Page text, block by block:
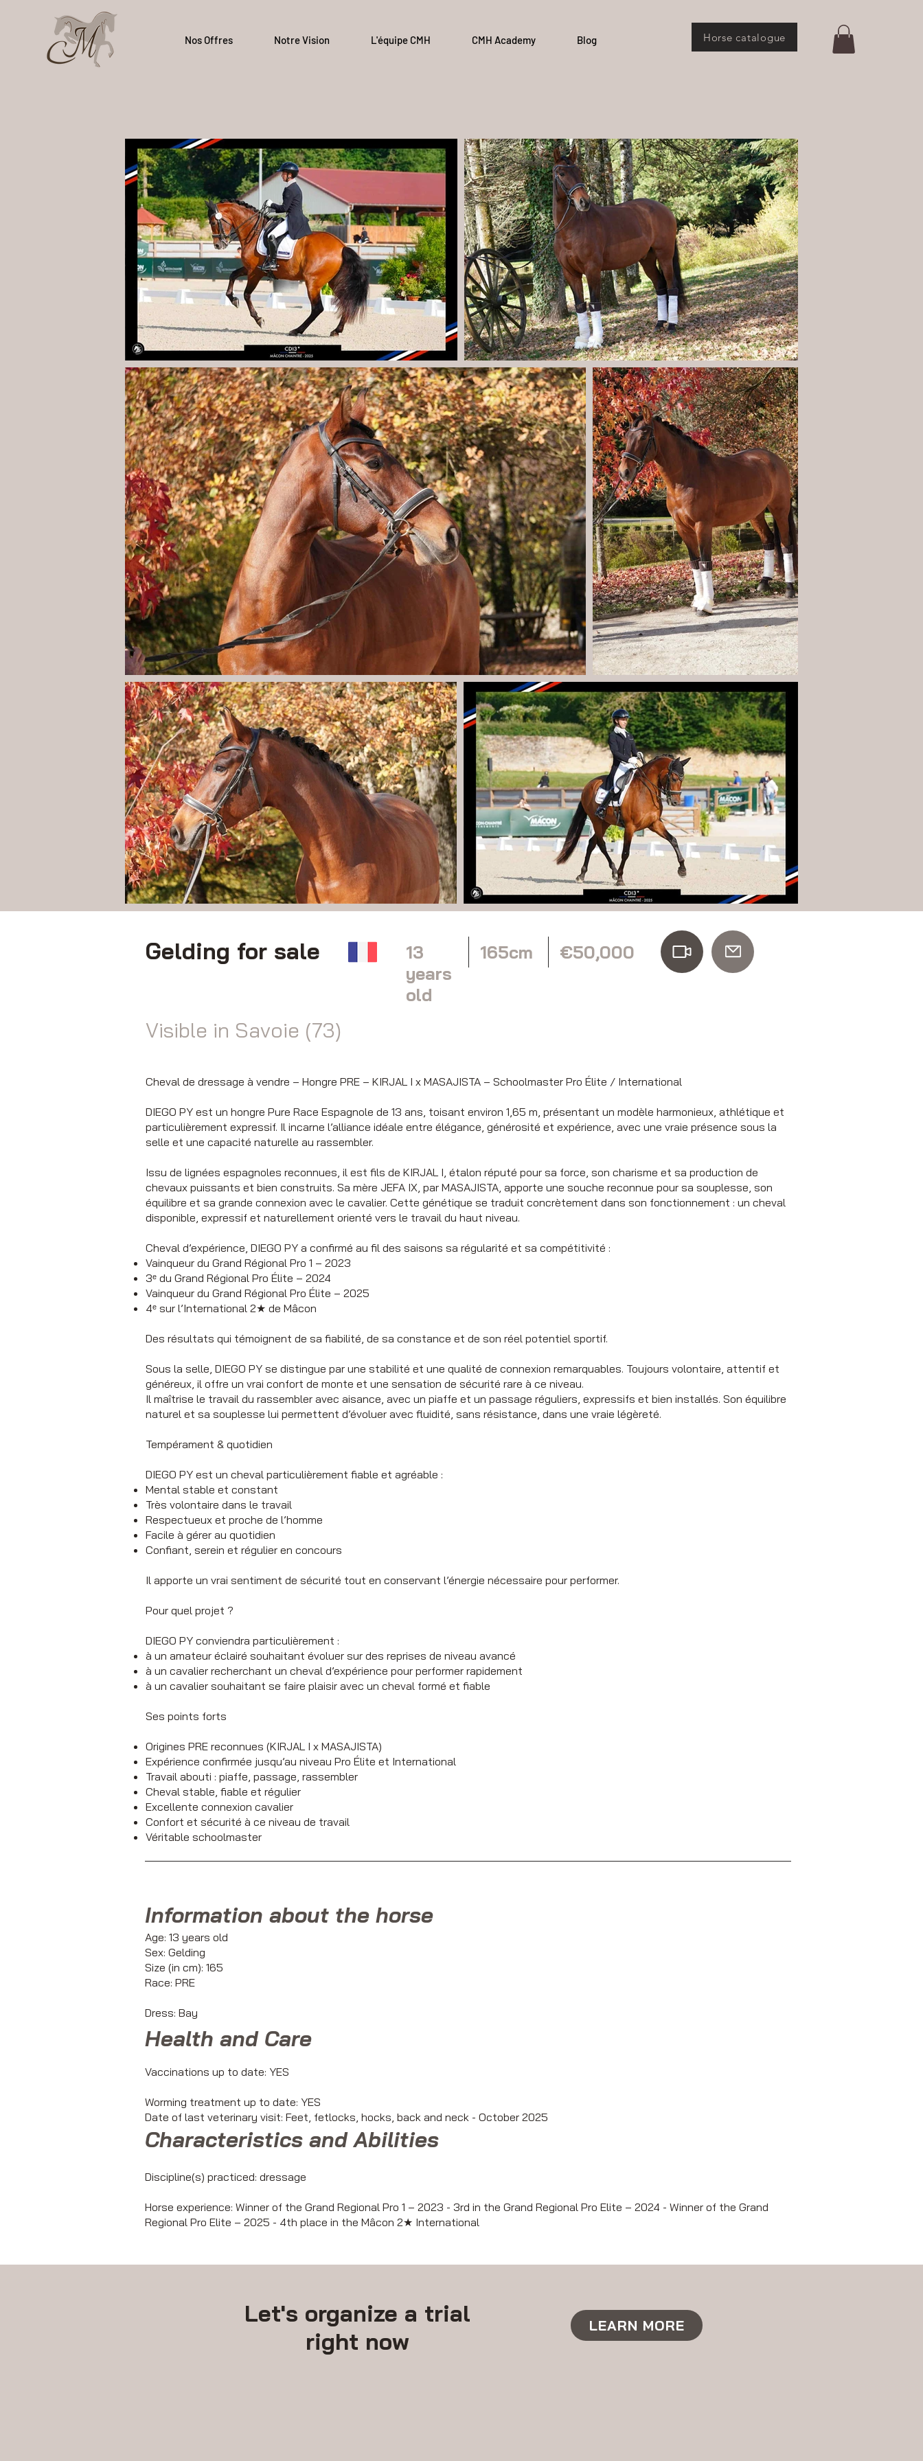
Nos Offres Notre Vision L'équipe CMH CMH Academy Blog Horse catalogue
Gelding for sale
13
years
old
165cm €50,000
Visible in Savoie (73)
Cheval de dressage à vendre – Hongre PRE – KIRJAL I x MASAJISTA – Schoolmaster Pro Élite / International
DIEGO PY est un hongre Pure Race Espagnole de 13 ans, toisant environ 1,65 m, présentant un modèle harmonieux, athlétique et
particulièrement expressif. Il incarne l’alliance idéale entre élégance, générosité et expérience, avec une vraie présence sous la
selle et une capacité naturelle au rassembler.
Issu de lignées espagnoles reconnues, il est fils de KIRJAL I, étalon réputé pour sa force, son charisme et sa production de
chevaux puissants et bien construits. Sa mère JEFA IX, par MASAJISTA, apporte une souche reconnue pour sa souplesse, son
équilibre et sa grande connexion avec le cavalier. Cette génétique se traduit concrètement dans son fonctionnement : un cheval
disponible, expressif et naturellement orienté vers le travail du haut niveau.
Cheval d’expérience, DIEGO PY a confirmé au fil des saisons sa régularité et sa compétitivité :
Vainqueur du Grand Régional Pro 1 – 2023
3ᵉ du Grand Régional Pro Élite – 2024
Vainqueur du Grand Régional Pro Élite – 2025
4ᵉ sur l’International 2★ de Mâcon
Des résultats qui témoignent de sa fiabilité, de sa constance et de son réel potentiel sportif.
Sous la selle, DIEGO PY se distingue par une stabilité et une qualité de connexion remarquables. Toujours volontaire, attentif et
généreux, il offre un vrai confort de monte et une sensation de sécurité rare à ce niveau.
Il maîtrise le travail du rassembler avec aisance, avec un piaffe et un passage réguliers, expressifs et bien installés. Son équilibre
naturel et sa souplesse lui permettent d’évoluer avec fluidité, sans résistance, dans une vraie légèreté.
Tempérament & quotidien
DIEGO PY est un cheval particulièrement fiable et agréable :
Mental stable et constant
Très volontaire dans le travail
Respectueux et proche de l’homme
Facile à gérer au quotidien
Confiant, serein et régulier en concours
Il apporte un vrai sentiment de sécurité tout en conservant l’énergie nécessaire pour performer.
Pour quel projet ?
DIEGO PY conviendra particulièrement :
à un amateur éclairé souhaitant évoluer sur des reprises de niveau avancé
à un cavalier recherchant un cheval d’expérience pour performer rapidement
à un cavalier souhaitant se faire plaisir avec un cheval formé et fiable
Ses points forts
Origines PRE reconnues (KIRJAL I x MASAJISTA)
Expérience confirmée jusqu’au niveau Pro Élite et International
Travail abouti : piaffe, passage, rassembler
Cheval stable, fiable et régulier
Excellente connexion cavalier
Confort et sécurité à ce niveau de travail
Véritable schoolmaster
Information about the horse
Age: 13 years old
Sex: Gelding
Size (in cm): 165
Race: PRE
Dress: Bay
Health and Care
Vaccinations up to date: YES
Worming treatment up to date: YES
Date of last veterinary visit: Feet, fetlocks, hocks, back and neck - October 2025
Characteristics and Abilities
Discipline(s) practiced: dressage
Horse experience: Winner of the Grand Regional Pro 1 – 2023 - 3rd in the Grand Regional Pro Elite – 2024 - Winner of the Grand
Regional Pro Elite – 2025 - 4th place in the Mâcon 2★ International
Let's organize a trial
right now
LEARN MORE